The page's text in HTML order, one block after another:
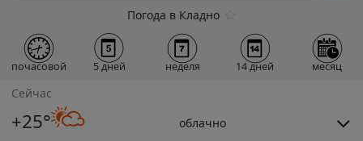
Погода в Кладно
почасовой 5 дней неделя 14 дней месяц
Сейчас
+25° облачно